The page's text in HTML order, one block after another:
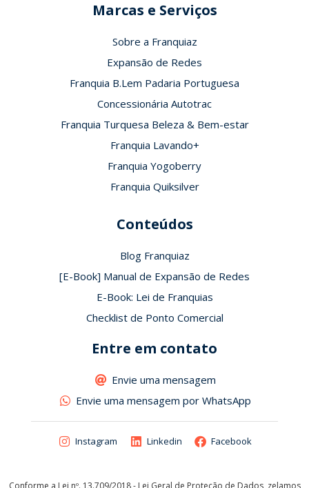
Marcas e Serviços
Sobre a Franquiaz
Expansão de Redes
Franquia B.Lem Padaria Portuguesa
Concessionária Autotrac
Franquia Turquesa Beleza & Bem-estar
Franquia Lavando+
Franquia Yogoberry
Franquia Quiksilver
Conteúdos
Blog Franquiaz
[E-Book] Manual de Expansão de Redes
E-Book: Lei de Franquias
Checklist de Ponto Comercial
Entre em contato
Envie uma mensagem
Envie uma mensagem por WhatsApp
Instagram Linkedin Facebook